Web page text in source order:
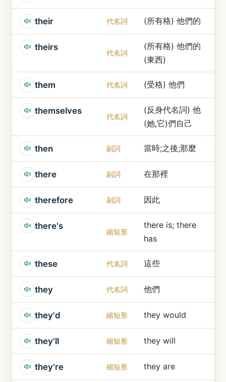
their 代名詞 (所有格) 他們的
theirs
代名詞
(所有格) 他們的
(東西)
them 代名詞 (受格) 他們
themselves
代名詞
(反身代名詞) 他
(她,它)們自己
then 副詞 當時;之後;那麼
there 副詞 在那裡
therefore 副詞 因此
there's
縮短形
there is; there
has
these 代名詞 這些
they 代名詞 他們
they'd 縮短形 they would
they'll 縮短形 they will
they're 縮短形 they are